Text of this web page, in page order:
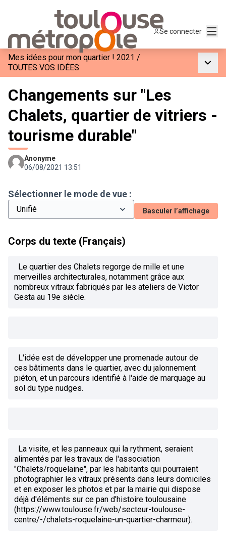
Se connecter
Mes idées pour mon quartier ! 2021 /
TOUTES VOS IDÉES
Changements sur "Les
Chalets, quartier de vitriers -
tourisme durable"
Anonyme
06/08/2021 13:51
Sélectionner le mode de vue :
Basculer l’affichage
Corps du texte (Français)
Le quartier des Chalets regorge de mille et une
merveilles architecturales, notamment grâce aux
nombreux vitraux fabriqués par les ateliers de Victor
Gesta au 19e siècle.
L'idée est de développer une promenade autour de
ces bâtiments dans le quartier, avec du jalonnement
piéton, et un parcours identifié à l'aide de marquage au
sol du type nudges.
La visite, et les panneaux qui la rythment, seraient
alimentés par les travaux de l'association
"Chalets/roquelaine", par les habitants qui pourraient
photographier les vitraux présents dans leurs domiciles
et en exposer les photos et par la mairie qui dispose
déjà d'éléments sur ce pan d'histoire toulousaine
(https://www.toulouse.fr/web/secteur-toulouse-
centre/-/chalets-roquelaine-un-quartier-charmeur).